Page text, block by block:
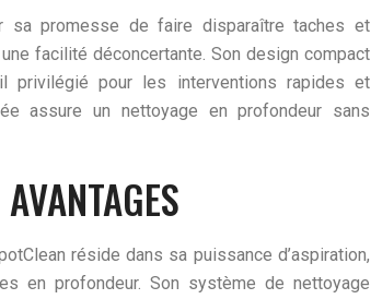
sa promesse de faire disparaître taches et
facilité déconcertante. Son design compact
privilégié pour les interventions rapides et
assure un nettoyage en profondeur sans
réside dans sa puissance d’aspiration,
en profondeur. Son système de nettoyage